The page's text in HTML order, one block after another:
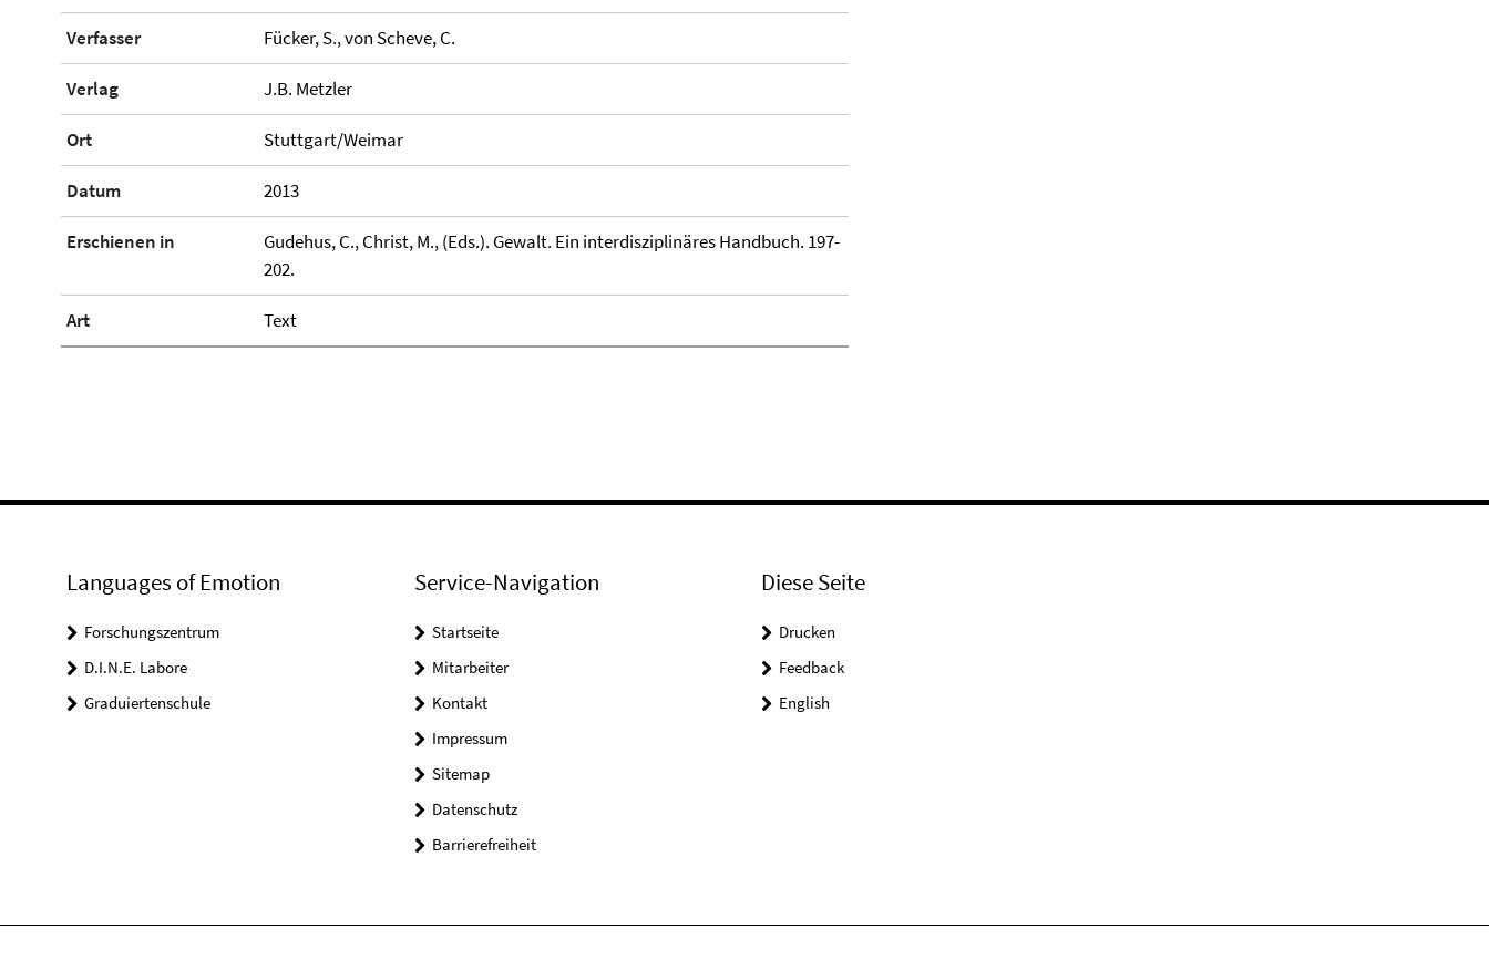
Verfasser Fücker, S., von Scheve, C.
Verlag J.B. Metzler
Ort Stuttgart/Weimar
Datum 2013
Erschienen in
Gudehus, C., Christ, M., (Eds.). Gewalt. Ein interdisziplinäres Handbuch. 197-
202.
Art Text
Languages of Emotion
Forschungszentrum
D.I.N.E. Labore
Graduiertenschule
Service-Navigation
Startseite
Mitarbeiter
Kontakt
Impressum
Sitemap
Datenschutz
Barrierefreiheit
Diese Seite
Drucken
Feedback
English